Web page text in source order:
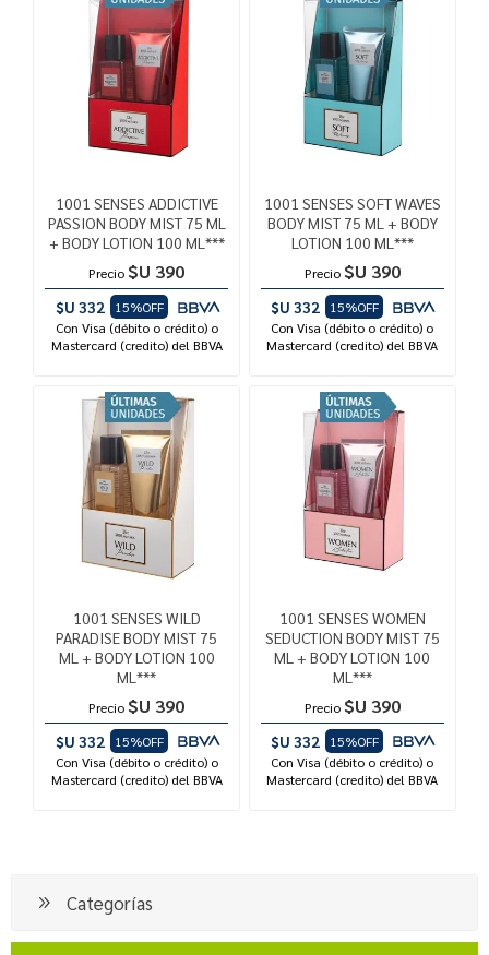
1001 SENSES ADDICTIVE
PASSION BODY MIST 75 ML
+ BODY LOTION 100 ML***
Precio $U 390
$U 332
15%OFF
Con Visa (débito o crédito) o
Mastercard (credito) del BBVA
1001 SENSES SOFT WAVES
BODY MIST 75 ML + BODY
LOTION 100 ML***
Precio $U 390
$U 332
15%OFF
Con Visa (débito o crédito) o
Mastercard (credito) del BBVA
1001 SENSES WILD
PARADISE BODY MIST 75
ML + BODY LOTION 100
ML***
Precio $U 390
$U 332
15%OFF
Con Visa (débito o crédito) o
Mastercard (credito) del BBVA
1001 SENSES WOMEN
SEDUCTION BODY MIST 75
ML + BODY LOTION 100
ML***
Precio $U 390
$U 332
15%OFF
Con Visa (débito o crédito) o
Mastercard (credito) del BBVA
Categorías